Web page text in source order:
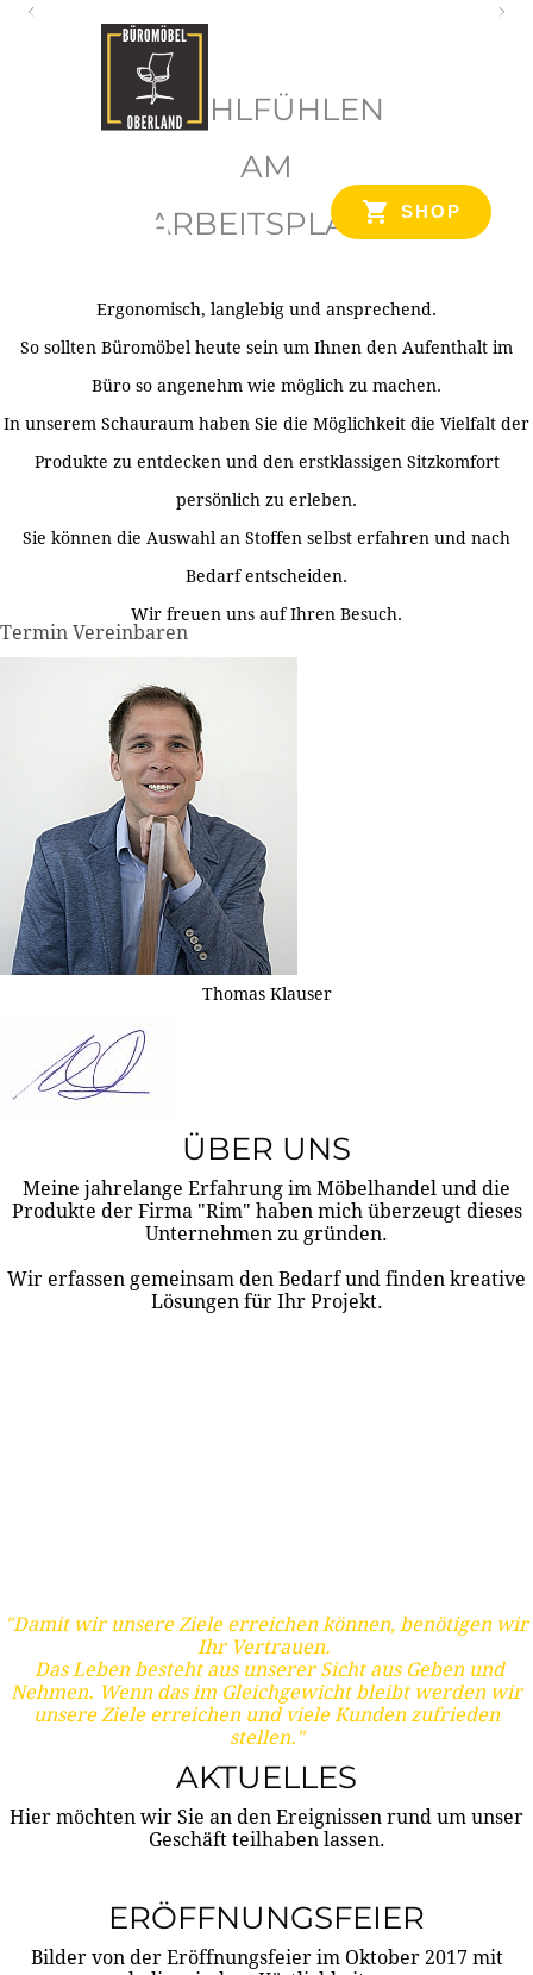
SHOP
WOHLFÜHLEN
AM
ARBEITSPLATZ
Ergonomisch, langlebig und ansprechend.
So sollten Büromöbel heute sein um Ihnen den Aufenthalt im
Büro so angenehm wie möglich zu machen.
In unserem Schauraum haben Sie die Möglichkeit die Vielfalt der
Produkte zu entdecken und den erstklassigen Sitzkomfort
persönlich zu erleben.
Sie können die Auswahl an Stoffen selbst erfahren und nach
Bedarf entscheiden.
Wir freuen uns auf Ihren Besuch.
Termin Vereinbaren
Thomas Klauser
ÜBER UNS
Meine jahrelange Erfahrung im Möbelhandel und die
Produkte der Firma "Rim" haben mich überzeugt dieses
Unternehmen zu gründen.
Wir erfassen gemeinsam den Bedarf und finden kreative
Lösungen für Ihr Projekt.
"Damit wir unsere Ziele erreichen können, benötigen wir
Ihr Vertrauen.
Das Leben besteht aus unserer Sicht aus Geben und
Nehmen. Wenn das im Gleichgewicht bleibt werden wir
unsere Ziele erreichen und viele Kunden zufrieden
stellen."
AKTUELLES
Hier möchten wir Sie an den Ereignissen rund um unser
Geschäft teilhaben lassen.
ERÖFFNUNGSFEIER
Bilder von der Eröffnungsfeier im Oktober 2017 mit